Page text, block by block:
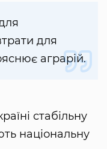
для
аграрій.
стабільну
національну